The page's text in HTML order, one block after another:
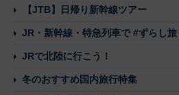
【JTB】日帰り新幹線ツアー
JR・新幹線・特急列車で #ずらし旅
JRで北陸に行こう！
冬のおすすめ国内旅行特集